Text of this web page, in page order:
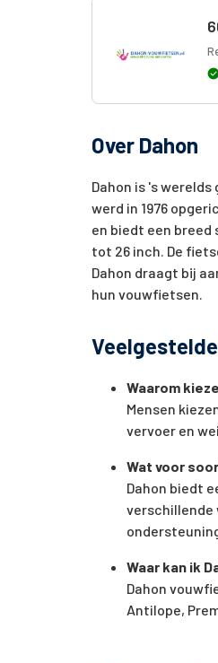
Over Dahon
Dahon is 's
werd in 1976
en biedt een
tot 26 inch. De
Dahon draagt bij
hun vouwfietsen.
Waarom
Mensen
vervoer en
Wat voor
Dahon biedt
verschillende
Waar kan ik
Dahon
Antilope,